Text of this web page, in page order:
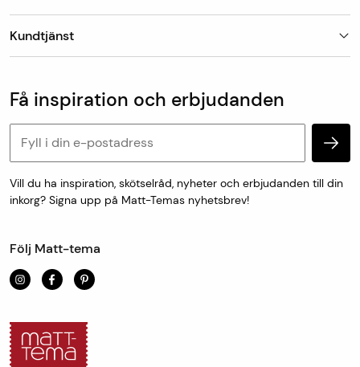
Om Matt-Tema
Vanliga frågor
Kundtjänst
Köp & leveransvillkor
Retur & reklamation
Personuppgifter och cookies
Få inspiration och erbjudanden
Vill du ha inspiration, skötselråd, nyheter och erbjudanden till din
inkorg? Signa upp på Matt-Temas nyhetsbrev!
Följ Matt-tema